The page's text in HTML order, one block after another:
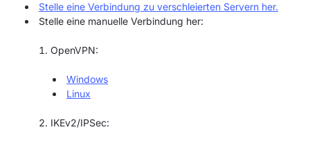
Stelle eine Verbindung zu verschleierten Servern her.
Stelle eine manuelle Verbindung her:
OpenVPN:
Windows
Linux
IKEv2/IPSec: